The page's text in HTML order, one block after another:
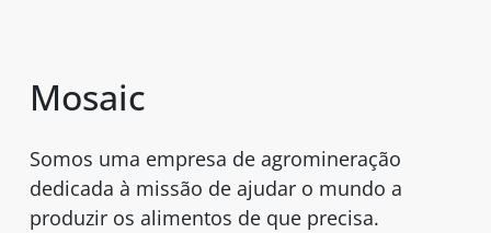
Mosaic
Somos uma empresa de agromineração
dedicada à missão de ajudar o mundo a
produzir os alimentos de que precisa.